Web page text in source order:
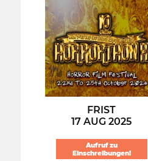
FRIST
17 AUG 2025
Aufruf zu
Einschreibungen!